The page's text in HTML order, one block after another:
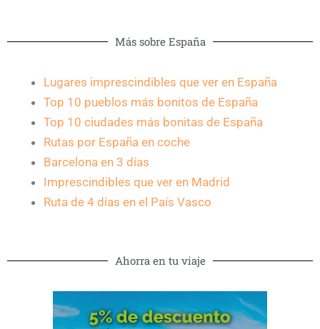
Más sobre España
Lugares imprescindibles que ver en España
Top 10 pueblos más bonitos de España
Top 10 ciudades más bonitas de España
Rutas por España en coche
Barcelona en 3 días
Imprescindibles que ver en Madrid
Ruta de 4 días en el País Vasco
Ahorra en tu viaje